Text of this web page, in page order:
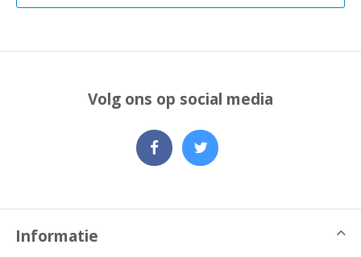
Volg ons op social media
Informatie